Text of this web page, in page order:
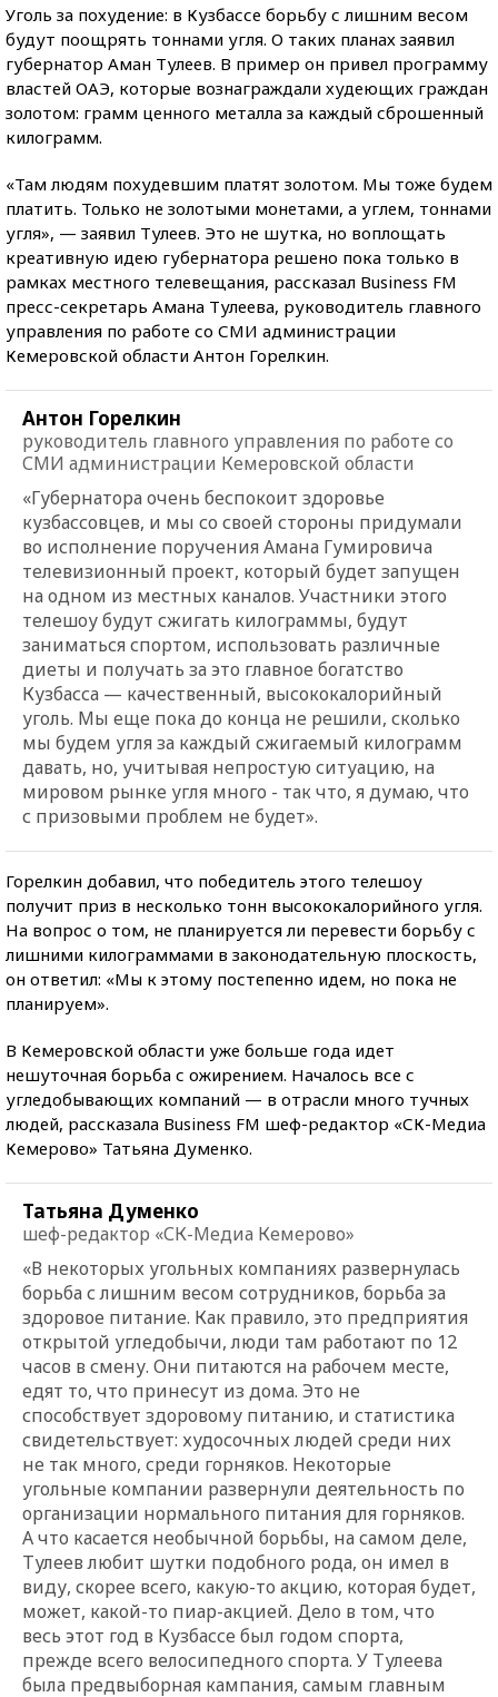
Уголь за похудение: в Кузбассе борьбу с лишним весом
будут поощрять тоннами угля. О таких планах заявил
губернатор Аман Тулеев. В пример он привел программу
властей ОАЭ, которые вознаграждали худеющих граждан
золотом: грамм ценного металла за каждый сброшенный
килограмм.
«Там людям похудевшим платят золотом. Мы тоже будем
платить. Только не золотыми монетами, а углем, тоннами
угля», — заявил Тулеев. Это не шутка, но воплощать
креативную идею губернатора решено пока только в
рамках местного телевещания, рассказал Business FM
пресс-секретарь Амана Тулеева, руководитель главного
управления по работе со СМИ администрации
Кемеровской области Антон Горелкин.
Антон Горелкин
руководитель главного управления по работе со
СМИ администрации Кемеровской области
«Губернатора очень беспокоит здоровье
кузбассовцев, и мы со своей стороны придумали
во исполнение поручения Амана Гумировича
телевизионный проект, который будет запущен
на одном из местных каналов. Участники этого
телешоу будут сжигать килограммы, будут
заниматься спортом, использовать различные
диеты и получать за это главное богатство
Кузбасса — качественный, высококалорийный
уголь. Мы еще пока до конца не решили, сколько
мы будем угля за каждый сжигаемый килограмм
давать, но, учитывая непростую ситуацию, на
мировом рынке угля много - так что, я думаю, что
с призовыми проблем не будет».
Горелкин добавил, что победитель этого телешоу
получит приз в несколько тонн высококалорийного угля.
На вопрос о том, не планируется ли перевести борьбу с
лишними килограммами в законодательную плоскость,
он ответил: «Мы к этому постепенно идем, но пока не
планируем».
В Кемеровской области уже больше года идет
нешуточная борьба с ожирением. Началось все с
угледобывающих компаний — в отрасли много тучных
людей, рассказала Business FM шеф-редактор «СК-Медиа
Кемерово» Татьяна Думенко.
Татьяна Думенко
шеф-редактор «СК-Медиа Кемерово»
«В некоторых угольных компаниях развернулась
борьба с лишним весом сотрудников, борьба за
здоровое питание. Как правило, это предприятия
открытой угледобычи, люди там работают по 12
часов в смену. Они питаются на рабочем месте,
едят то, что принесут из дома. Это не
способствует здоровому питанию, и статистика
свидетельствует: худосочных людей среди них
не так много, среди горняков. Некоторые
угольные компании развернули деятельность по
организации нормального питания для горняков.
А что касается необычной борьбы, на самом деле,
Тулеев любит шутки подобного рода, он имел в
виду, скорее всего, какую-то акцию, которая будет,
может, какой-то пиар-акцией. Дело в том, что
весь этот год в Кузбассе был годом спорта,
прежде всего велосипедного спорта. У Тулеева
была предвыборная кампания, самым главным